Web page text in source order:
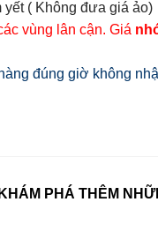
yết ( Không đưa giá ảo)
vùng lân cận. Giá
đúng giờ không
PHÁ THÊM